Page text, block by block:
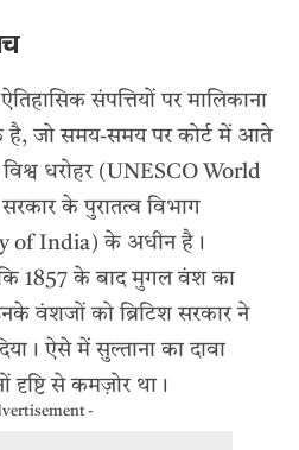
संपत्तियों पर मालिकाना
जो समय-समय पर कोर्ट में आते
धरोहर (UNESCO World
के पुरातत्व विभाग
of India) के अधीन है।
कि 1857 के बाद मुगल वंश का
वंशजों को ब्रिटिश सरकार ने
ऐसे में सुल्ताना का दावा
दृष्टि से कमज़ोर था।
-